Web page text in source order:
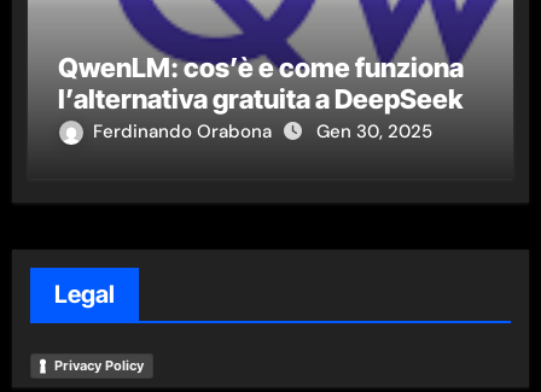
QwenLM: cos’è e come funziona
l’alternativa gratuita a DeepSeek
Ferdinando Orabona Gen 30, 2025
Legal
Privacy Policy